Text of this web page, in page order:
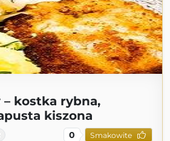
– kostka rybna,
kiszona
0 Smakowite